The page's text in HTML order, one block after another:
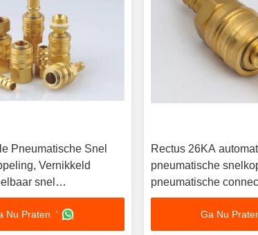
Pneumatische Snel
Vernikkeld
snel
Nu Praten. '
Rectus 26KA
pneumatische
pneumatische
vernikkeld messing
Ga Nu